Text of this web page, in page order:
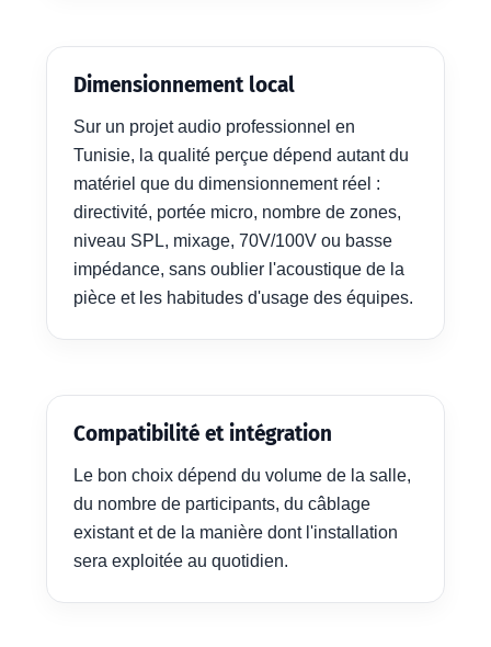
Dimensionnement local
Sur un projet audio professionnel en
Tunisie, la qualité perçue dépend autant du
matériel que du dimensionnement réel :
directivité, portée micro, nombre de zones,
niveau SPL, mixage, 70V/100V ou basse
impédance, sans oublier l'acoustique de la
pièce et les habitudes d'usage des équipes.
Compatibilité et intégration
Le bon choix dépend du volume de la salle,
du nombre de participants, du câblage
existant et de la manière dont l'installation
sera exploitée au quotidien.